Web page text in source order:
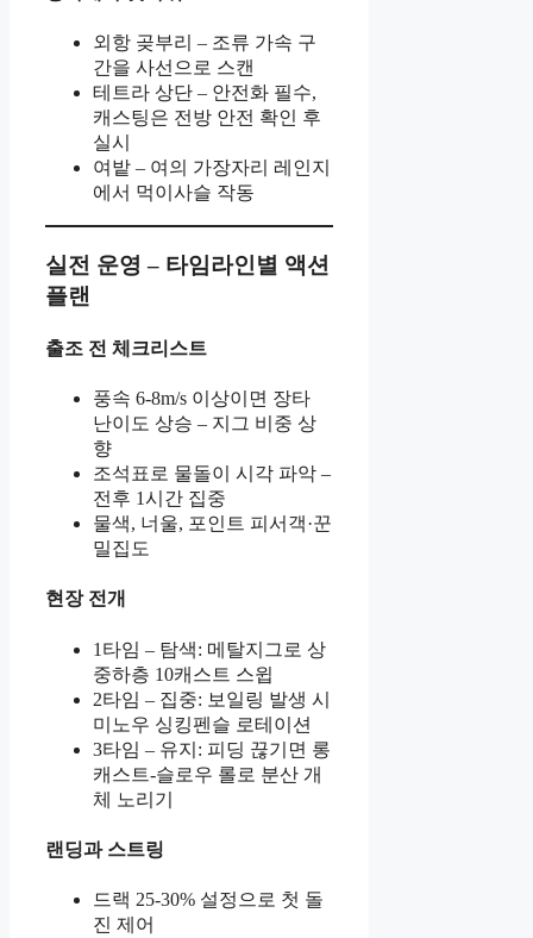
외항 곶부리 – 조류 가속 구
간을 사선으로 스캔
테트라 상단 – 안전화 필수,
캐스팅은 전방 안전 확인 후
실시
여밭 – 여의 가장자리 레인지
에서 먹이사슬 작동
실전 운영 – 타임라인별 액션
플랜
출조 전 체크리스트
풍속 6-8m/s 이상이면 장타
난이도 상승 – 지그 비중 상
향
조석표로 물돌이 시각 파악 –
전후 1시간 집중
물색, 너울, 포인트 피서객·꾼
밀집도
현장 전개
1타임 – 탐색: 메탈지그로 상
중하층 10캐스트 스윕
2타임 – 집중: 보일링 발생 시
미노우 싱킹펜슬 로테이션
3타임 – 유지: 피딩 끊기면 롱
캐스트-슬로우 롤로 분산 개
체 노리기
랜딩과 스트링
드랙 25-30% 설정으로 첫 돌
진 제어